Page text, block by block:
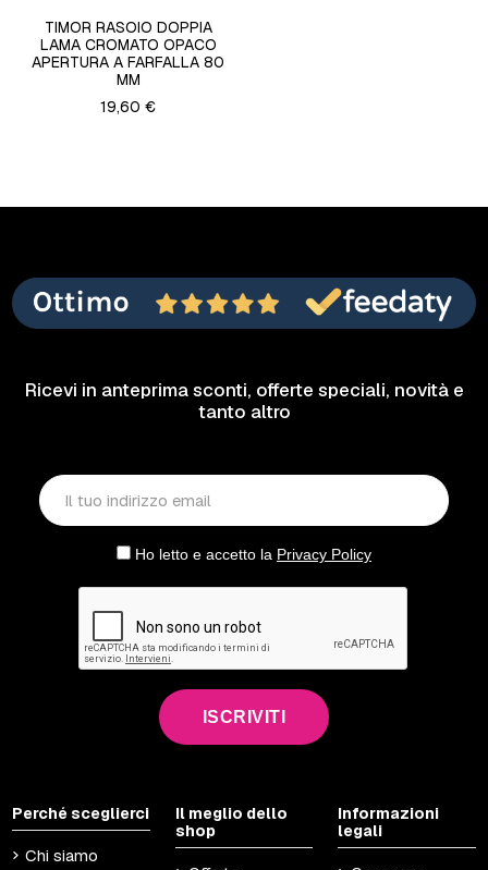
TIMOR RASOIO DOPPIA
LAMA CROMATO OPACO
APERTURA A FARFALLA 80
MM
19,60 €
Ricevi in anteprima sconti, offerte speciali, novità e
tanto altro
Ho letto e accetto la Privacy Policy
ISCRIVITI
Perché sceglierci
Chi siamo
Il meglio dello
shop
Informazioni
legali